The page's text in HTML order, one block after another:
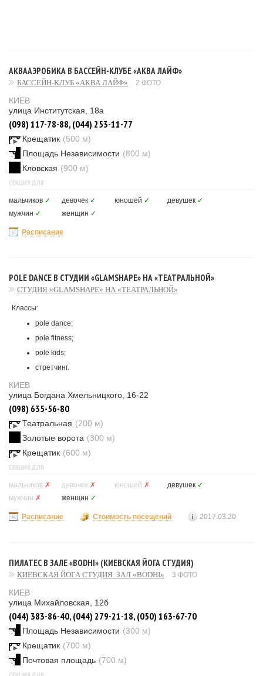
АКВААЭРОБИКА В БАССЕЙН-КЛУБЕ «АКВА ЛАЙФ»
БАССЕЙН-КЛУБ «АКВА ЛАЙФ» 2 ФОТО
КИЕВ
улица Институтская, 18а
(098) 117-78-88, (044) 253-11-77
Крещатик (500 м)
Площадь Независимости (800 м)
Кловская (900 м)
СЕКЦИЯ ДЛЯ
мальчиков ✓ девочек ✓ юношей ✓ девушек ✓
мужчин ✓ женщин ✓
Расписание
POLE DANCE В СТУДИИ «GLAMSHAPE» НА «ТЕАТРАЛЬНОЙ»
СТУДИЯ «GLAMSHAPE» НА «ТЕАТРАЛЬНОЙ»
Классы:
pole dance;
pole fitness;
pole kids;
стретчинг.
КИЕВ
улица Богдана Хмельницкого, 16-22
(098) 635-56-80
Театральная (200 м)
Золотые ворота (300 м)
Крещатик (600 м)
СЕКЦИЯ ДЛЯ
мальчиков ✗ девочек ✗ юношей ✗ девушек ✓
мужчин ✗ женщин ✓
Расписание Стоимость посещений 2017.03.20
ПИЛАТЕС В ЗАЛЕ «BODHI» (КИЕВСКАЯ ЙОГА СТУДИЯ)
КИЕВСКАЯ ЙОГА СТУДИЯ. ЗАЛ «BODHI» 3 ФОТО
КИЕВ
улица Михайловская, 12б
(044) 383-86-40, (044) 279-21-18, (050) 163-67-70
Площадь Независимости (300 м)
Крещатик (700 м)
Почтовая площадь (700 м)